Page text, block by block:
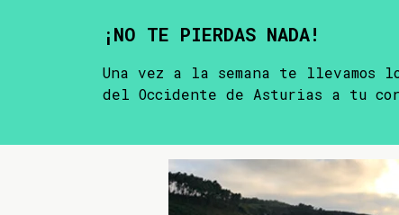
¡NO TE PIERDAS NADA!
Una vez a la semana te llevamos
del Occidente de Asturias a tu